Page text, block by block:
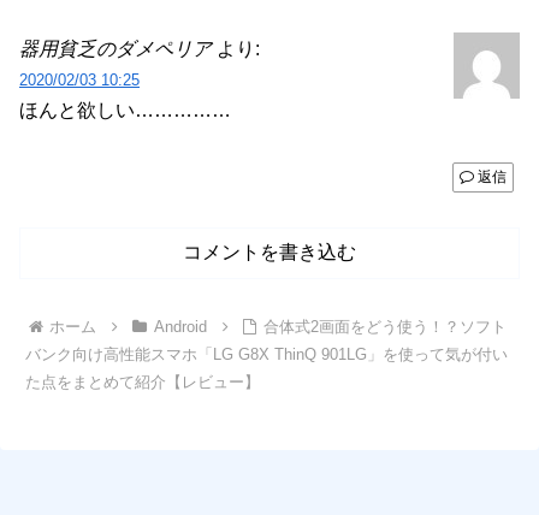
器用貧乏のダメペリア より:
2020/02/03 10:25
ほんと欲しい……………
返信
コメントを書き込む
ホーム Android
合体式2画面をどう使う！？ソフト
バンク向け高性能スマホ「LG G8X ThinQ 901LG」を使って気が付い
た点をまとめて紹介【レビュー】